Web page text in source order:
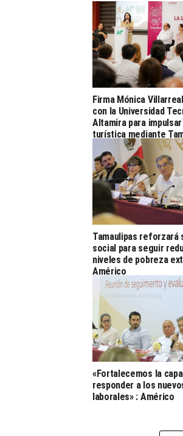
Firma Mónica
con la Universidad
Altamira para
turística mediante
Tamaulipas reforzará
social para seguir
niveles de pobreza
Américo
«Fortalecemos la
responder a los
laborales» : Américo